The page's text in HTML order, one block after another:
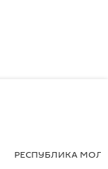
РЕСПУБЛИКА